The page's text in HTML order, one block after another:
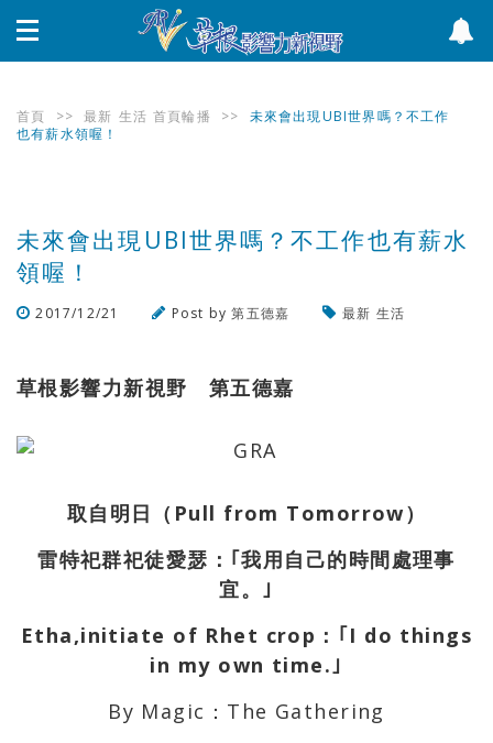
首頁 >> 最新 生活 首頁輪播 >>
未來會出現UBI世界嗎？不工作
也有薪水領喔！
未來會出現UBI世界嗎？不工作也有薪水
領喔！
2017/12/21 Post by第五德嘉 最新 生活
草根影響力新視野 第五德嘉
取自明日（Pull from Tomorrow）
雷特祀群祀徒愛瑟：｢我用自己的時間處理事
宜。｣
Etha,initiate of Rhet crop ：｢I do things
in my own time.｣
By Magic：The Gathering